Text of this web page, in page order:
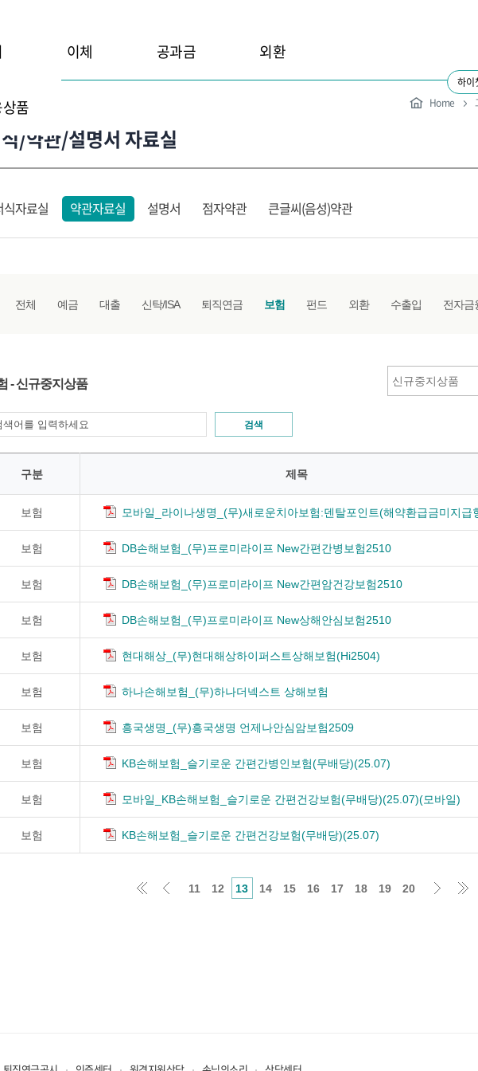
이체 공과금 외환
품
하이
Home
/약관/설명서 자료실
식자료실 약관자료실 설명서 점자약관 큰글씨(음성)약관
전체 예금 대출 신탁/ISA 퇴직연금 보험 펀드 외환 수출입 전자금
- 신규중지상품 신규중지상품
검색
구분 제목
보험 모바일_라이나생명_(무)새로운치아보험:덴탈포인트(해약환급금미지급
보험 DB손해보험_(무)프로미라이프 New간편간병보험2510
보험 DB손해보험_(무)프로미라이프 New간편암건강보험2510
보험 DB손해보험_(무)프로미라이프 New상해안심보험2510
보험 현대해상_(무)현대해상하이퍼스트상해보험(Hi2504)
보험 하나손해보험_(무)하나더넥스트 상해보험
보험 흥국생명_(무)흥국생명 언제나안심암보험2509
보험 KB손해보험_슬기로운 간편간병인보험(무배당)(25.07)
보험 모바일_KB손해보험_슬기로운 간편건강보험(무배당)(25.07)(모바일)
보험 KB손해보험_슬기로운 간편건강보험(무배당)(25.07)
11 12 13 14 15 16 17 18 19 20